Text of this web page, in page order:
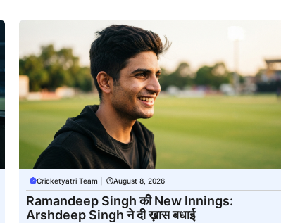
Cricketyatri Team August 8, 2026
Ramandeep Singh की New Innings:
Arshdeep Singh ने दी ख़ास बधाई